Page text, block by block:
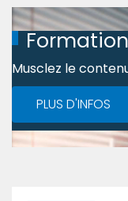
Musclez le
PLUS D'INFOS